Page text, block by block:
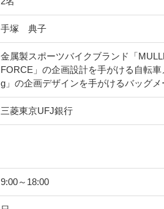
手塚 典子
金属製スポーツバイクブランド「
FORCE」の企画設計を手がける自転
g」の企画デザインを手がけるバッグメ
三菱東京UFJ銀行
9:00～18:00